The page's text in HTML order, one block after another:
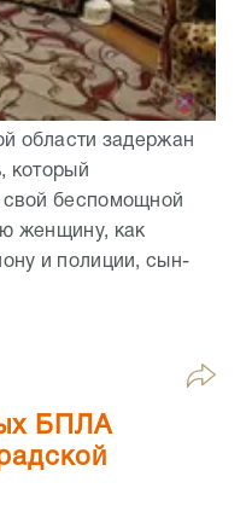
области задержан
который
свой беспомощной
женщину, как
и полиции, сын-
БПЛА